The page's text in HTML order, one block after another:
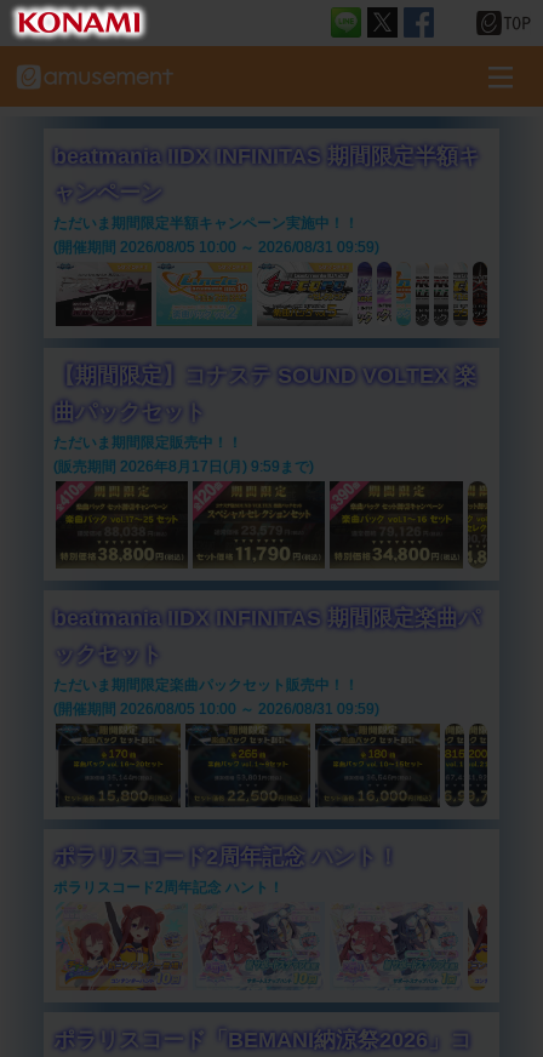
beatmania IIDX INFINITAS 期間限定半額キ
ャンペーン
ただいま期間限定半額キャンペーン実施中！！
(開催期間 2026/08/05 10:00 ～ 2026/08/31 09:59)
【期間限定】コナステ SOUND VOLTEX 楽
曲パックセット
ただいま期間限定販売中！！
(販売期間 2026年8月17日(月) 9:59まで)
beatmania IIDX INFINITAS 期間限定楽曲パ
ックセット
ただいま期間限定楽曲パックセット販売中！！
(開催期間 2026/08/05 10:00 ～ 2026/08/31 09:59)
ポラリスコード2周年記念 ハント！
ポラリスコード2周年記念 ハント！
ポラリスコード「BEMANI納涼祭2026」コ